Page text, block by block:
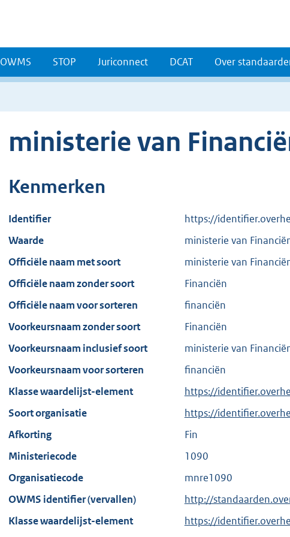
OWMS STOP Juriconnect DCAT Over
ministerie van
Kenmerken
Identifier
https://
Waarde
ministerie van
Officiële naam met soort
ministerie van
Officiële naam zonder soort
Financiën
Officiële naam voor sorteren
financiën
Voorkeursnaam zonder soort
Financiën
Voorkeursnaam inclusief soort
ministerie van
Voorkeursnaam voor sorteren
financiën
Klasse waardelijst-element
https://
Soort organisatie
https://
Afkorting
Fin
Ministeriecode
1090
Organisatiecode
mnre1090
OWMS identifier (vervallen)
http://
Klasse waardelijst-element
https://